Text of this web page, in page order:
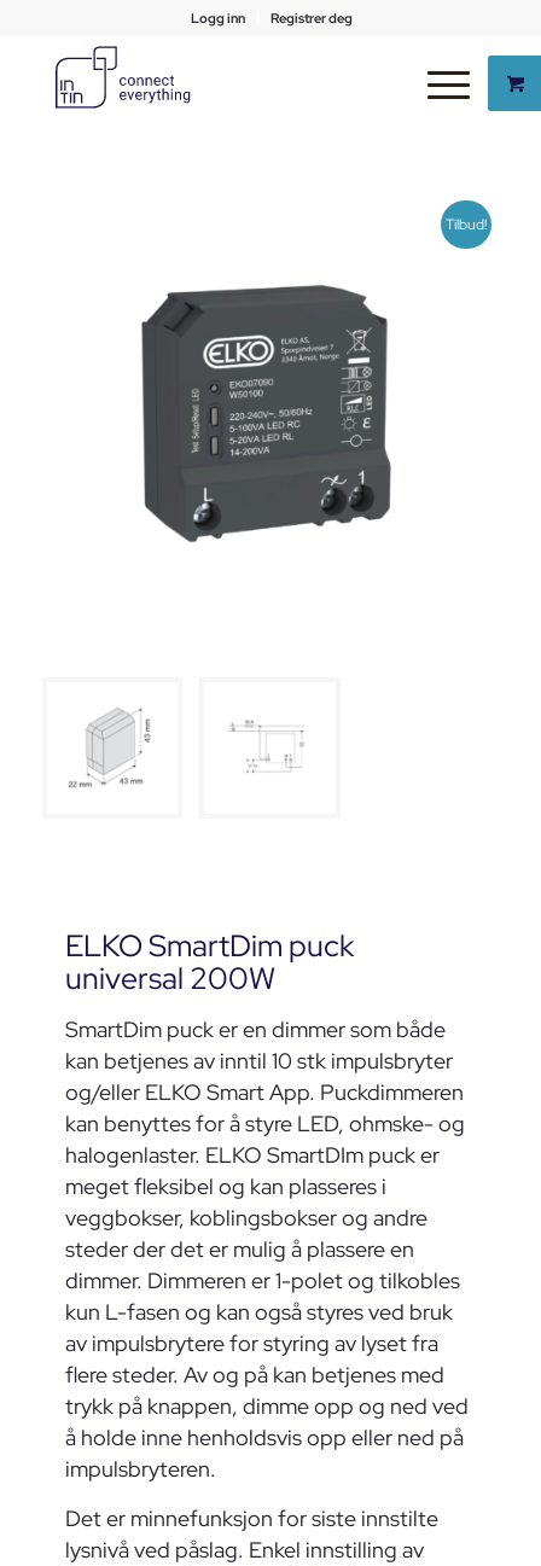
Logg inn Registrer deg
Tilbud!
ELKO SmartDim puck
universal 200W
SmartDim puck er en dimmer som både
kan betjenes av inntil 10 stk impulsbryter
og/eller ELKO Smart App. Puckdimmeren
kan benyttes for å styre LED, ohmske- og
halogenlaster. ELKO SmartDIm puck er
meget fleksibel og kan plasseres i
veggbokser, koblingsbokser og andre
steder der det er mulig å plassere en
dimmer. Dimmeren er 1-polet og tilkobles
kun L-fasen og kan også styres ved bruk
av impulsbrytere for styring av lyset fra
flere steder. Av og på kan betjenes med
trykk på knappen, dimme opp og ned ved
å holde inne henholdsvis opp eller ned på
impulsbryteren.
Det er minnefunksjon for siste innstilte
lysnivå ved påslag. Enkel innstilling av